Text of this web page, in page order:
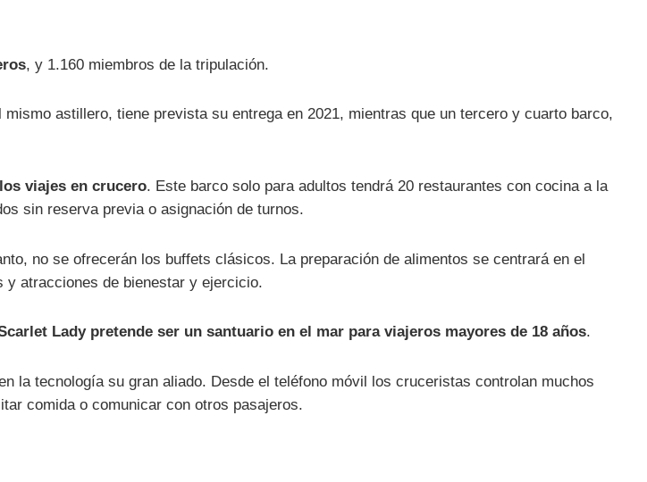
, y 1.160 miembros de la tripulación.
astillero, tiene prevista su entrega en 2021, mientras que un tercero y cuarto barco,
viajes en crucero. Este barco solo para adultos tendrá 20 restaurantes con cocina a la
sin reserva previa o asignación de turnos.
no se ofrecerán los buffets clásicos. La preparación de alimentos se centrará en el
y atracciones de bienestar y ejercicio.
Lady pretende ser un santuario en el mar para viajeros mayores de 18 años.
la tecnología su gran aliado. Desde el teléfono móvil los cruceristas controlan muchos
comida o comunicar con otros pasajeros.